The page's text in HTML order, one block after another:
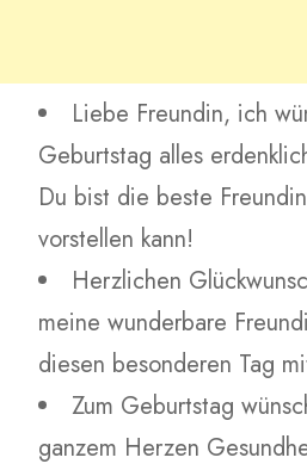
Liebe Freundin, ich
Geburtstag alles
Du bist die beste
vorstellen kann!
Herzlichen
meine wunderbare
diesen besonderen Tag
Zum Geburtstag
ganzem Herzen